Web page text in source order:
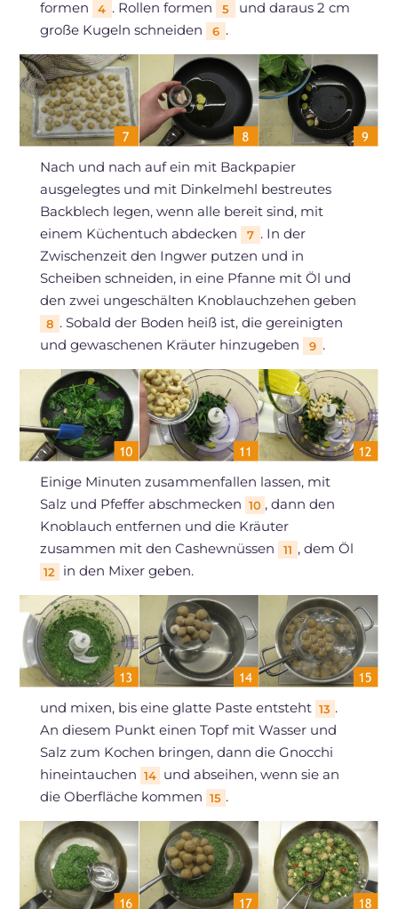
formen 4 . Rollen formen 5
und daraus 2 cm
große Kugeln schneiden
6 .
Nach und nach auf ein mit Backpapier
ausgelegtes und mit Dinkelmehl bestreutes
Backblech legen, wenn alle bereit sind, mit
einem Küchentuch abdecken
7 . In der
Zwischenzeit den Ingwer putzen und in
Scheiben schneiden, in eine Pfanne mit Öl und
den zwei ungeschälten Knoblauchzehen geben
8 . Sobald der Boden heiß ist, die gereinigten
und gewaschenen Kräuter hinzugeben
9 .
Einige Minuten zusammenfallen lassen, mit
Salz und Pfeffer abschmecken 10 , dann den
Knoblauch entfernen und die Kräuter
zusammen mit den Cashewnüssen
11 , dem Öl
12 in den Mixer geben.
und mixen, bis eine glatte Paste entsteht 13 .
An diesem Punkt einen Topf mit Wasser und
Salz zum Kochen bringen, dann die Gnocchi
hineintauchen 14 und abseihen, wenn sie an
die Oberfläche kommen 15 .